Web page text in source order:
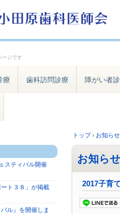
ージです
療 歯科訪問診療 障がい者
トップ› お知らせ
お知らせ
2017子育
スティバル開催
ト３８」が掲載
ル』を開催しま